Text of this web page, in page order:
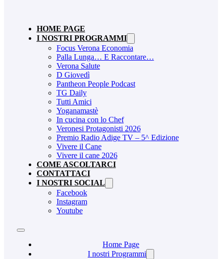
HOME PAGE
I NOSTRI PROGRAMMI
Focus Verona Economia
Palla Lunga… E Raccontare…
Verona Salute
D Giovedì
Pantheon People Podcast
TG Daily
Tutti Amici
Yoganamastè
In cucina con lo Chef
Veronesi Protagonisti 2026
Premio Radio Adige TV – 5^ Edizione
Vivere il Cane
Vivere il cane 2026
COME ASCOLTARCI
CONTATTACI
I NOSTRI SOCIAL
Facebook
Instagram
Youtube
Home Page
I nostri Programmi